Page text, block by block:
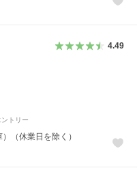
4.49
トリー
（休業日を除く）